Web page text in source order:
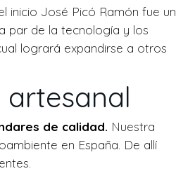
el inicio José Picó Ramón fue un
par de la tecnología y los
logrará expandirse a otros
artesanal
de calidad. Nuestra
en España. De allí